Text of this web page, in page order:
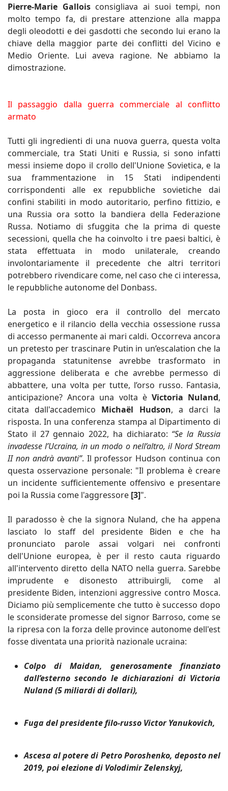
Pierre-Marie Galloisconsigliava ai suoi tempi, non
molto tempo fa, di prestare attenzione alla mappa
degli oleodotti e dei gasdotti che secondo lui erano la
chiave della maggior parte dei conflitti del Vicino e
Medio Oriente. Lui aveva ragione. Ne abbiamo la
dimostrazione.
Il passaggio dalla guerra commerciale al conflitto
armato
Tutti gli ingredienti di una nuova guerra, questa volta
commerciale, tra Stati Uniti e Russia, si sono infatti
messi insieme dopo il crollo dell'Unione Sovietica, e la
sua frammentazione in 15 Stati indipendenti
corrispondenti alle ex repubbliche sovietiche dai
confini stabiliti in modo autoritario, perfino fittizio, e
una Russia ora sotto la bandiera della Federazione
Russa. Notiamo di sfuggita che la prima di queste
secessioni, quella che ha coinvolto i tre paesi baltici, è
stata effettuata in modo unilaterale, creando
involontariamente il precedente che altri territori
potrebbero rivendicare come, nel caso che ci interessa,
le repubbliche autonome del Donbass.
La posta in gioco era il controllo del mercato
energetico e il rilancio della vecchia ossessione russa
di accesso permanente ai mari caldi. Occorreva ancora
un pretesto per trascinare Putin in un’escalation che la
propaganda statunitense avrebbe trasformato in
aggressione deliberata e che avrebbe permesso di
abbattere, una volta per tutte, l’orso russo. Fantasia,
anticipazione? Ancora una volta è Victoria Nuland,
citata dall'accademico Michaël Hudson, a darci la
risposta. In una conferenza stampa al Dipartimento di
Stato il 27 gennaio 2022, ha dichiarato: “Se la Russia
invadesse l’Ucraina, in un modo o nell’altro, il Nord Stream
II non andrà avanti”. Il professor Hudson continua con
questa osservazione personale: "Il problema è creare
un incidente sufficientemente offensivo e presentare
poi la Russia come l'aggressore [3]".
Il paradosso è che la signora Nuland, che ha appena
lasciato lo staff del presidente Biden e che ha
pronunciato parole assai volgari nei confronti
dell'Unione europea, è per il resto cauta riguardo
all'intervento diretto della NATO nella guerra. Sarebbe
imprudente e disonesto attribuirgli, come al
presidente Biden, intenzioni aggressive contro Mosca.
Diciamo più semplicemente che tutto è successo dopo
le sconsiderate promesse del signor Barroso, come se
la ripresa con la forza delle province autonome dell'est
fosse diventata una priorità nazionale ucraina:
Colpo di Maidan, generosamente finanziato
dall’esterno secondo le dichiarazioni di Victoria
Nuland (5 miliardi di dollari),
Fuga del presidente filo-russo Victor Yanukovich,
Ascesa al potere di Petro Poroshenko, deposto nel
2019, poi elezione di Volodimir Zelenskyj,